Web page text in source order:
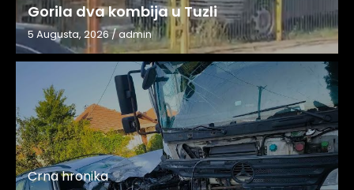
Gorila dva kombija u Tuzli
5 Augusta, 2026/admin
Crna hronika